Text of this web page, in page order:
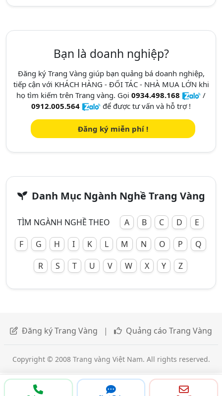
Bạn là doanh nghiệp?
Đăng ký Trang Vàng giúp bạn quảng bá doanh nghiệp,
tiếp cận với KHÁCH HÀNG - ĐỐI TÁC - NHÀ MUA LỚN khi
họ tìm kiếm trên Trang vàng. Gọi 0934.498.168
/
0912.005.564
để được tư vấn và hỗ trợ !
Đăng ký miễn phí !
Danh Mục Ngành Nghề Trang Vàng
TÌM NGÀNH NGHỀ THEO A B C D
E
F
G H I K L M N O P
Q
R
S T U V W X Y Z
Đăng ký Trang Vàng | Quảng cáo Trang Vàng
Copyright © 2008 Trang vàng Việt Nam. All rights reserved.